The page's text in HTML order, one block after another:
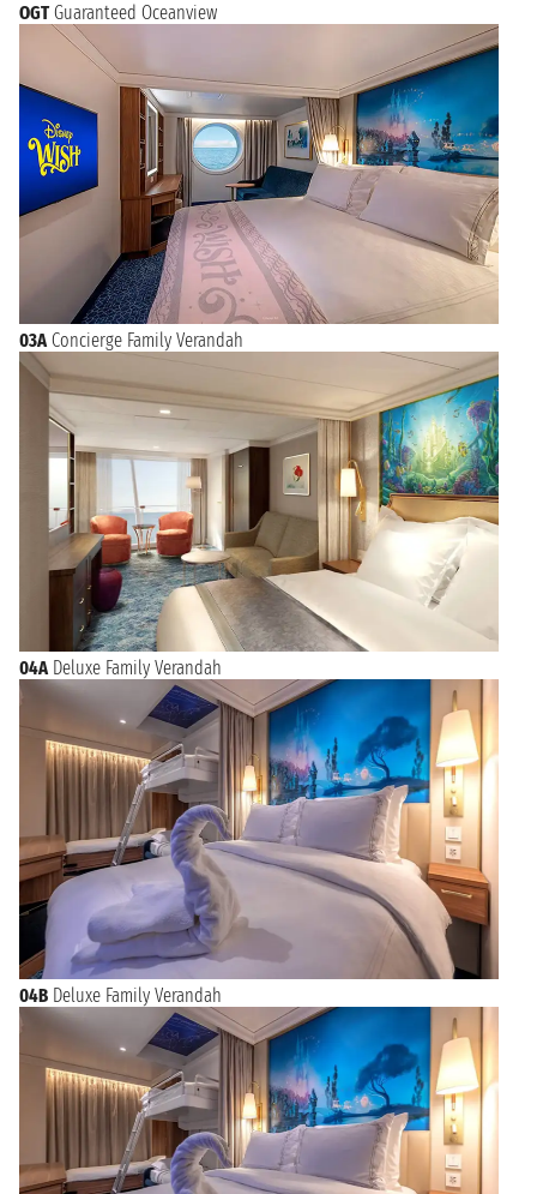
OGT Guaranteed Oceanview
03A Concierge Family Verandah
04A Deluxe Family Verandah
04B Deluxe Family Verandah